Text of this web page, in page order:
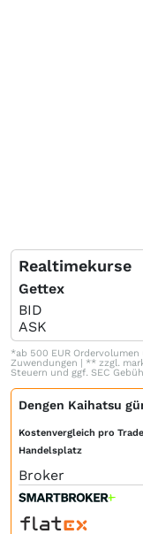
Realtimekurse
Gettex
BID
ASK
*ab 500 EUR
Zuwendungen | ** zzgl.
Steuern und ggf. SEC
Dengen Kaihatsu
Kostenvergleich pro
Handelsplatz
Broker